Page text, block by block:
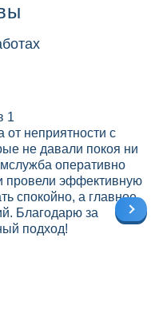
от неприятности с
не давали покоя ни
оперативно
провели эффективную
спокойно, а главное,
Благодарю за
подход!